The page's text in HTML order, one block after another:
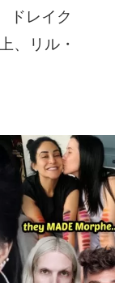
ドレイク
、リル・